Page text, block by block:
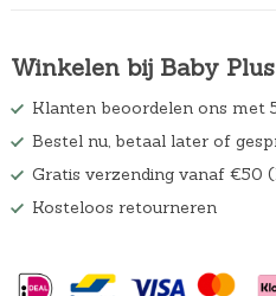
Winkelen bij Baby Plus
Klanten beoordelen ons met
Bestel nu, betaal later of
Gratis verzending vanaf €50
Kosteloos retourneren